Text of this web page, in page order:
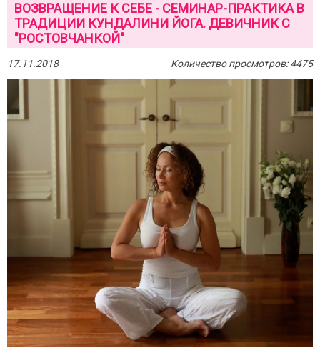
ВОЗВРАЩЕНИЕ К СЕБЕ - СЕМИНАР-ПРАКТИКА В
ТРАДИЦИИ КУНДАЛИНИ ЙОГА. ДЕВИЧНИК С
"РОСТОВЧАНКОЙ"
17.11.2018 Количество просмотров: 4475